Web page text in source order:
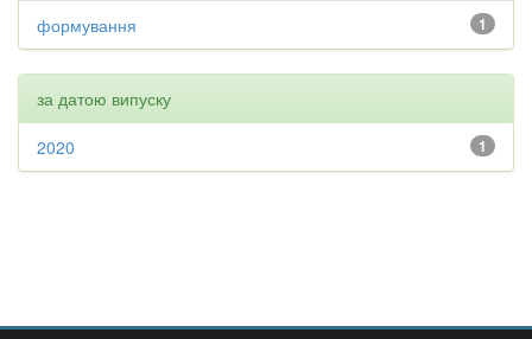
1
формування
за датою випуску
1
2020